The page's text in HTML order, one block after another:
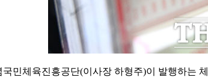
민체육진흥공단(이사장 하형주)이 발행하는